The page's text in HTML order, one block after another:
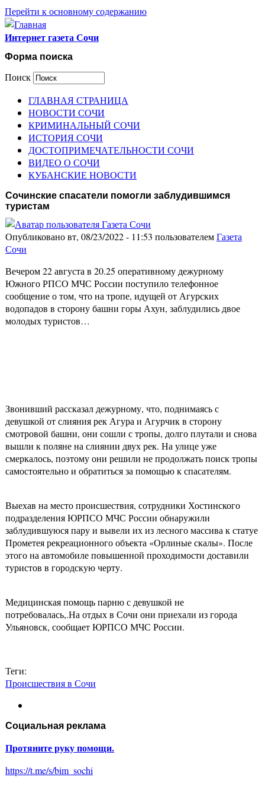
Перейти к основному содержанию
Интернет газета Сочи
Форма поиска
Поиск
ГЛАВНАЯ СТРАНИЦА
НОВОСТИ СОЧИ
КРИМИНАЛЬНЫЙ СОЧИ
ИСТОРИЯ СОЧИ
ДОСТОПРИМЕЧАТЕЛЬНОСТИ СОЧИ
ВИДЕО О СОЧИ
КУБАНСКИЕ НОВОСТИ
Сочинские спасатели помогли заблудившимся
туристам
Опубликовано вт, 08/23/2022 - 11:53 пользователемГазета
Сочи
Вечером 22 августа в 20.25 оперативному дежурному
Южного РПСО МЧС России поступило телефонное
сообщение о том, что на тропе, идущей от Агурских
водопадов в сторону башни горы Ахун, заблудились двое
молодых туристов…
Звонивший рассказал дежурному, что, поднимаясь с
девушкой от слияния рек Агура и Агурчик в сторону
смотровой башни, они сошли с тропы, долго плутали и снова
вышли к поляне на слиянии двух рек. На улице уже
смеркалось, поэтому они решили не продолжать поиск тропы
самостоятельно и обратиться за помощью к спасателям.
Выехав на место происшествия, сотрудники Хостинского
подразделения ЮРПСО МЧС России обнаружили
заблудившуюся пару и вывели их из лесного массива к статуе
Прометея рекреационного объекта «Орлиные скалы». После
этого на автомобиле повышенной проходимости доставили
туристов в городскую черту.
Медицинская помощь парню с девушкой не
потребовалась,.На отдых в Сочи они приехали из города
Ульяновск, сообщает ЮРПСО МЧС России.
Теги:
Происшествия в Сочи
Социальная реклама
Протяните руку помощи.
https://t.me/s/bim_sochi